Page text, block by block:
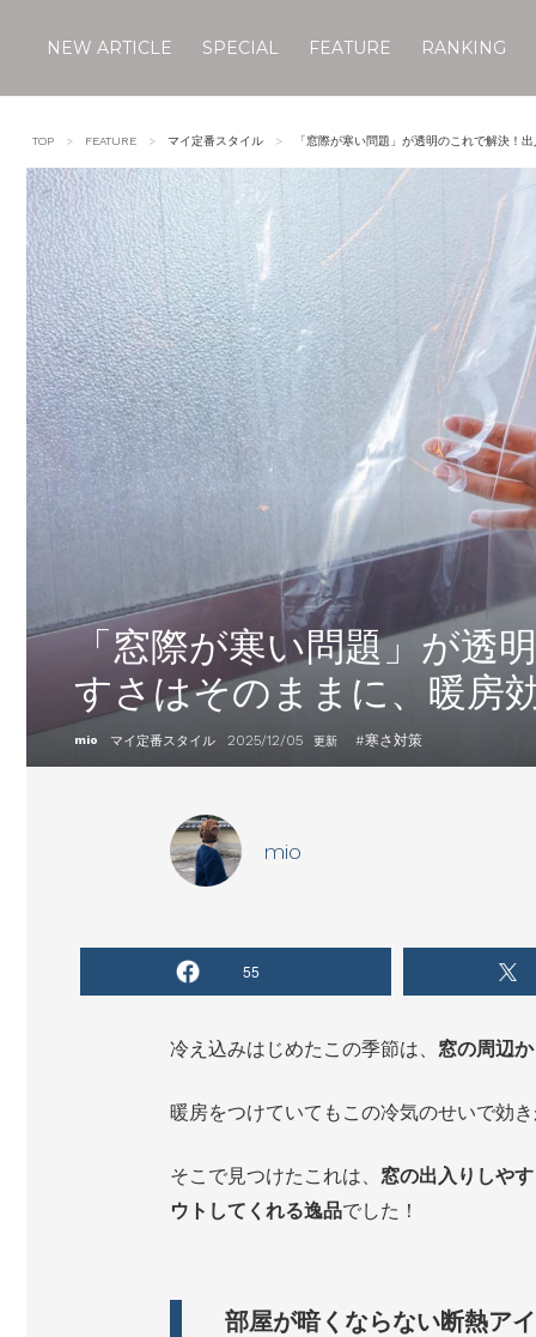
content
NEW ARTICLE SPECIAL FEATURE RANKING
TOP FEATURE マイ定番スタイル 「窓際が寒い問題」が透明のこれで解決！
「窓際が寒い問題」が透
すさはそのままに、暖房
mio マイ定番スタイル 2025/12/05 更新 #寒さ対策
mio
55
冷え込みはじめたこの季節は、 窓の周辺
暖房をつけていてもこの冷気のせいで効
そこで見つけたこれは、 窓の出入りしや
ウトしてくれる逸品でした！
部屋が暗くならない断熱ア